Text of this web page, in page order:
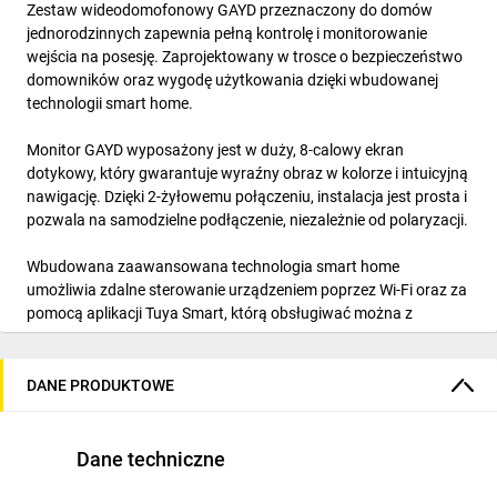
Zestaw wideodomofonowy GAYD przeznaczony do domów
jednorodzinnych zapewnia pełną kontrolę i monitorowanie
wejścia na posesję. Zaprojektowany w trosce o bezpieczeństwo
domowników oraz wygodę użytkowania dzięki wbudowanej
technologii smart home.
Monitor GAYD wyposażony jest w duży, 8-calowy ekran
dotykowy, który gwarantuje wyraźny obraz w kolorze i intuicyjną
nawigację. Dzięki 2-żyłowemu połączeniu, instalacja jest prosta i
pozwala na samodzielne podłączenie, niezależnie od polaryzacji.
Wbudowana zaawansowana technologia smart home
umożliwia zdalne sterowanie urządzeniem poprzez Wi-Fi oraz za
pomocą aplikacji Tuya Smart, którą obsługiwać można z
każdego miejsca na świecie. Dzięki temu w łatwy sposób można
wystarczy zainstalować na smartfonie z systemami Android lub
Sterowanie furtką oraz dwoma bramami (np. wjazdową i
DANE PRODUKTOWE
Dane techniczne